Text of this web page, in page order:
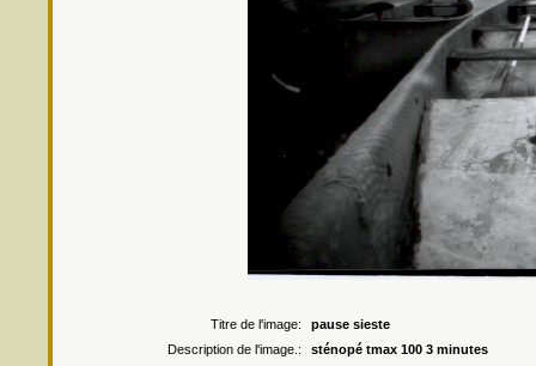
Titre de l'image:
pause sieste
Description de l'image.:
sténopé tmax 100 3 minutes